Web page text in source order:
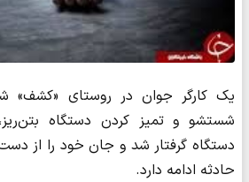
یک کارگر جوان در روستای «کشف»
شستشو و تمیز کردن دستگاه
دستگاه گرفتار شد و جان خود را از
حادثه ادامه دارد.